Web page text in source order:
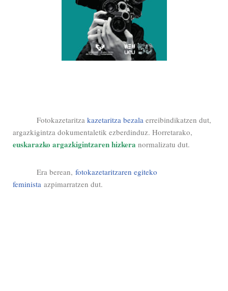
Fotokazetaritzakazetaritza bezala erreibindikatzen dut,
argazkigintza dokumentaletik ezberdinduz. Horretarako,
euskarazko argazkigintzaren hizkera normalizatu dut.
Era berean,fotokazetaritzaren egiteko
feminista azpimarratzen dut.